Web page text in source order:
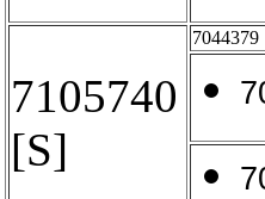
7105740
[S]
7044379